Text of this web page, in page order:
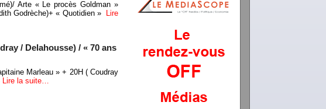
Arte « Le procès Goldman »
Godrèche)+ « Quotidien »
Lire
/ Delahousse) / « 70 ans
Marleau » + 20H ( Coudray
Lire la suite…